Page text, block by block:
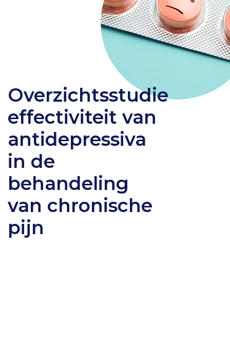
Overzichtsstudie
effectiviteit van
antidepressiva
in de
behandeling
van chronische
pijn